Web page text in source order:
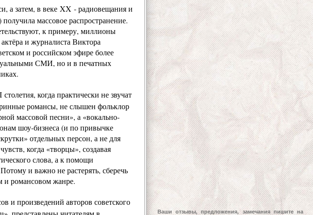
а затем, в веке XX - радиовещания и
массовое распространение.
к примеру, миллионы
и журналиста Виктора
и российском эфире более
СМИ, но и в печатных
когда практически не звучат
романсы, не слышен фольклор
массовой песни», а «вокально-
шоу-бизнеса (и по привычке
отдельных персон, а не для
когда «творцы», создавая
слова, а к помощи
и важно не растерять, сберечь
и романсовом жанре.
и произведений авторов советского
Ваши отзывы, предложения, замечания пишите на